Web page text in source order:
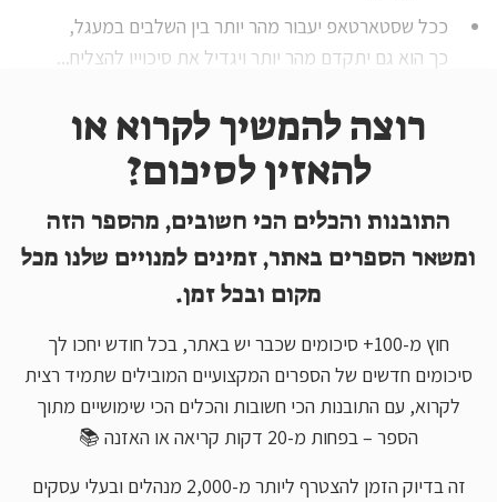
ככל שסטארטאפ יעבור מהר יותר בין השלבים במעגל,
כך הוא גם יתקדם מהר יותר ויגדיל את סיכוייו להצליח...
רוצה להמשיך לקרוא או
להאזין לסיכום?
התובנות והכלים הכי חשובים, מהספר הזה
ומשאר הספרים באתר, זמינים למנויים שלנו מכל
מקום ובכל זמן.
חוץ מ-100+ סיכומים שכבר יש באתר, בכל חודש יחכו לך
סיכומים חדשים של הספרים המקצועיים המובילים שתמיד רצית
לקרוא, עם התובנות הכי חשובות והכלים הכי שימושיים מתוך
הספר – בפחות מ-20 דקות קריאה או האזנה 📚
זה בדיוק הזמן להצטרף ליותר מ-2,000 מנהלים ובעלי עסקים